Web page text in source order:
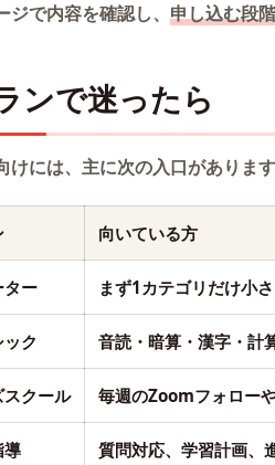
ジで内容を確認し、 申し込む段
ンで迷ったら
けには、主に次の入口があります
向いている方
ター まず1カテゴリだけ小
ク 音読・暗算・漢字・計
スクール 毎週のZoomフォロー
導 質問対応、学習計画、